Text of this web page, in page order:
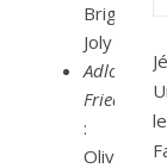
Brigitte
Joly
Adlophe
Friedrich
:
Olivier